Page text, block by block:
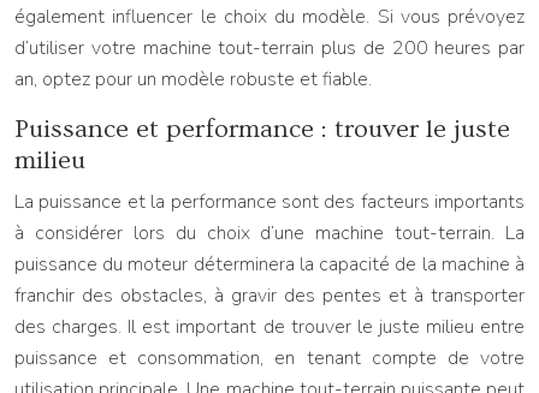
également influencer le choix du modèle. Si vous prévoyez
d’utiliser votre machine tout-terrain plus de 200 heures par
an, optez pour un modèle robuste et fiable.
Puissance et performance : trouver le juste
milieu
La puissance et la performance sont des facteurs importants
à considérer lors du choix d’une machine tout-terrain. La
puissance du moteur déterminera la capacité de la machine à
franchir des obstacles, à gravir des pentes et à transporter
des charges. Il est important de trouver le juste milieu entre
puissance et consommation, en tenant compte de votre